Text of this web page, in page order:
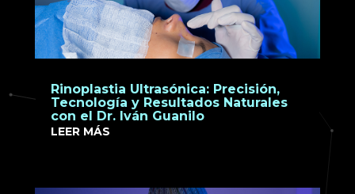
Rinoplastia Ultrasónica: Precisión,
Tecnología y Resultados Naturales
con el Dr. Iván Guanilo
LEER MÁS